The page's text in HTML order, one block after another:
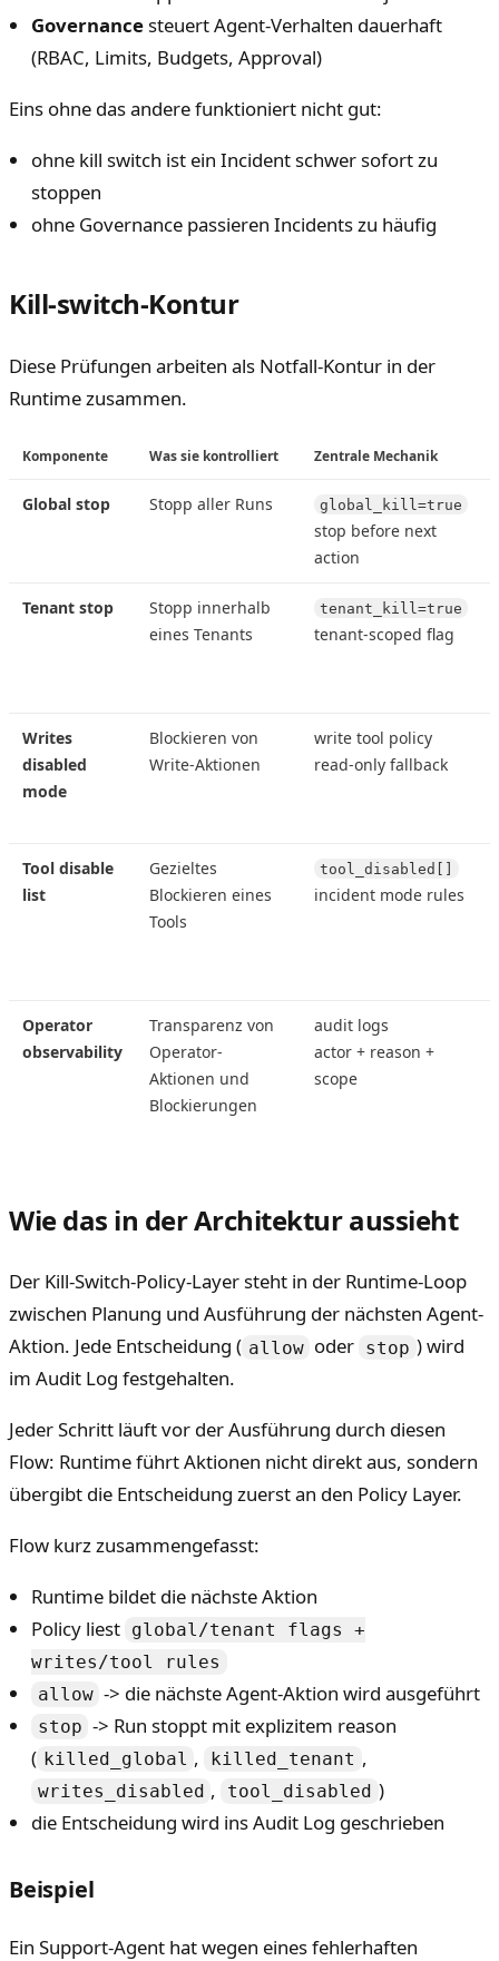
Governancesteuert Agent-Verhalten dauerhaft
(RBAC, Limits, Budgets, Approval)
Eins ohne das andere funktioniert nicht gut:
ohne kill switch ist ein Incident schwer sofort zu
stoppen
ohne Governance passieren Incidents zu häufig
Kill-switch-Kontur
Diese Prüfungen arbeiten als Notfall-Kontur in der
Runtime zusammen.
Komponente Was sie kontrolliert Zentrale Mechanik
Global stop Stopp aller Runs global_kill=true
stop before next
action
Tenant stop
Stopp innerhalb
eines Tenants
tenant_kill=true
tenant-scoped flag
Writes
disabled
mode
Blockieren von
Write-Aktionen
write tool policy
read-only fallback
Tool disable
list
Gezieltes
Blockieren eines
Tools
tool_disabled[]
incident mode rules
Operator
observability
Transparenz von
Operator-
Aktionen und
Blockierungen
audit logs
actor + reason +
scope
Wie das in der Architektur aussieht
Der Kill-Switch-Policy-Layer steht in der Runtime-Loop
zwischen Planung und Ausführung der nächsten Agent-
Aktion. Jede Entscheidung ( allow oder stop ) wird
im Audit Log festgehalten.
Jeder Schritt läuft vor der Ausführung durch diesen
Flow: Runtime führt Aktionen nicht direkt aus, sondern
übergibt die Entscheidung zuerst an den Policy Layer.
Flow kurz zusammengefasst:
Runtime bildet die nächste Aktion
Policy liest global/tenant flags +
writes/tool rules
allow -> die nächste Agent-Aktion wird ausgeführt
stop -> Run stoppt mit explizitem reason
( killed_global , killed_tenant ,
writes_disabled , tool_disabled )
die Entscheidung wird ins Audit Log geschrieben
Beispiel
Ein Support-Agent hat wegen eines fehlerhaften